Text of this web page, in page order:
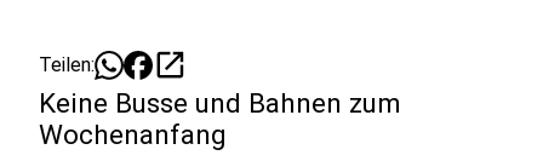
Teilen: open_in_new
Keine Busse und Bahnen zum
Wochenanfang